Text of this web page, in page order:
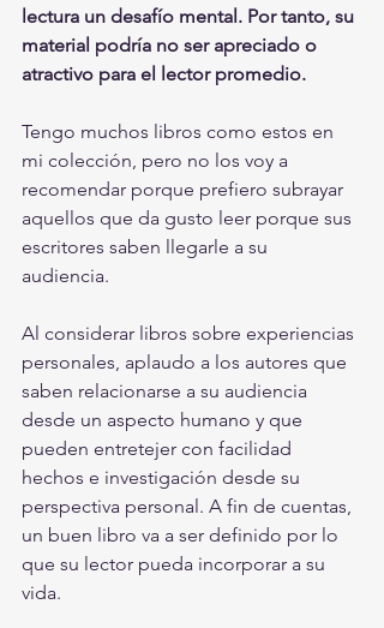
lectura un desafío mental. Por tanto, su
material podría no ser apreciado o
atractivo para el lector promedio.
Tengo muchos libros como estos en
mi colección, pero no los voy a
recomendar porque prefiero subrayar
aquellos que da gusto leer porque sus
escritores saben llegarle a su
audiencia.
Al considerar libros sobre experiencias
personales, aplaudo a los autores que
saben relacionarse a su audiencia
desde un aspecto humano y que
pueden entretejer con facilidad
hechos e investigación desde su
perspectiva personal. A fin de cuentas,
un buen libro va a ser definido por lo
que su lector pueda incorporar a su
vida.